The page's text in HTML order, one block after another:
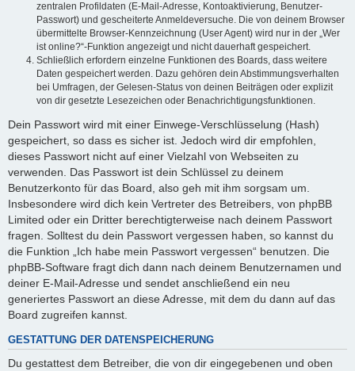
zentralen Profildaten (E-Mail-Adresse, Kontoaktivierung, Benutzer-
Passwort) und gescheiterte Anmeldeversuche. Die von deinem Browser
übermittelte Browser-Kennzeichnung (User Agent) wird nur in der „Wer
ist online?“-Funktion angezeigt und nicht dauerhaft gespeichert.
Schließlich erfordern einzelne Funktionen des Boards, dass weitere
Daten gespeichert werden. Dazu gehören dein Abstimmungsverhalten
bei Umfragen, der Gelesen-Status von deinen Beiträgen oder explizit
von dir gesetzte Lesezeichen oder Benachrichtigungsfunktionen.
Dein Passwort wird mit einer Einwege-Verschlüsselung (Hash)
gespeichert, so dass es sicher ist. Jedoch wird dir empfohlen,
dieses Passwort nicht auf einer Vielzahl von Webseiten zu
verwenden. Das Passwort ist dein Schlüssel zu deinem
Benutzerkonto für das Board, also geh mit ihm sorgsam um.
Insbesondere wird dich kein Vertreter des Betreibers, von phpBB
Limited oder ein Dritter berechtigterweise nach deinem Passwort
fragen. Solltest du dein Passwort vergessen haben, so kannst du
die Funktion „Ich habe mein Passwort vergessen“ benutzen. Die
phpBB-Software fragt dich dann nach deinem Benutzernamen und
deiner E-Mail-Adresse und sendet anschließend ein neu
generiertes Passwort an diese Adresse, mit dem du dann auf das
Board zugreifen kannst.
GESTATTUNG DER DATENSPEICHERUNG
Du gestattest dem Betreiber, die von dir eingegebenen und oben